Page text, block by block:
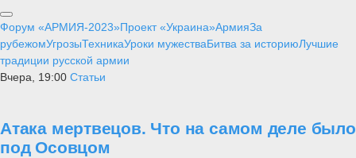
Форум «АРМИЯ-2023»Проект «Украина»АрмияЗа
рубежомУгрозыТехникаУроки мужестваБитва за историюЛучшие
традиции русской армии
Вчера, 19:00 Статьи
Атака мертвецов. Что на самом деле было
под Осовцом